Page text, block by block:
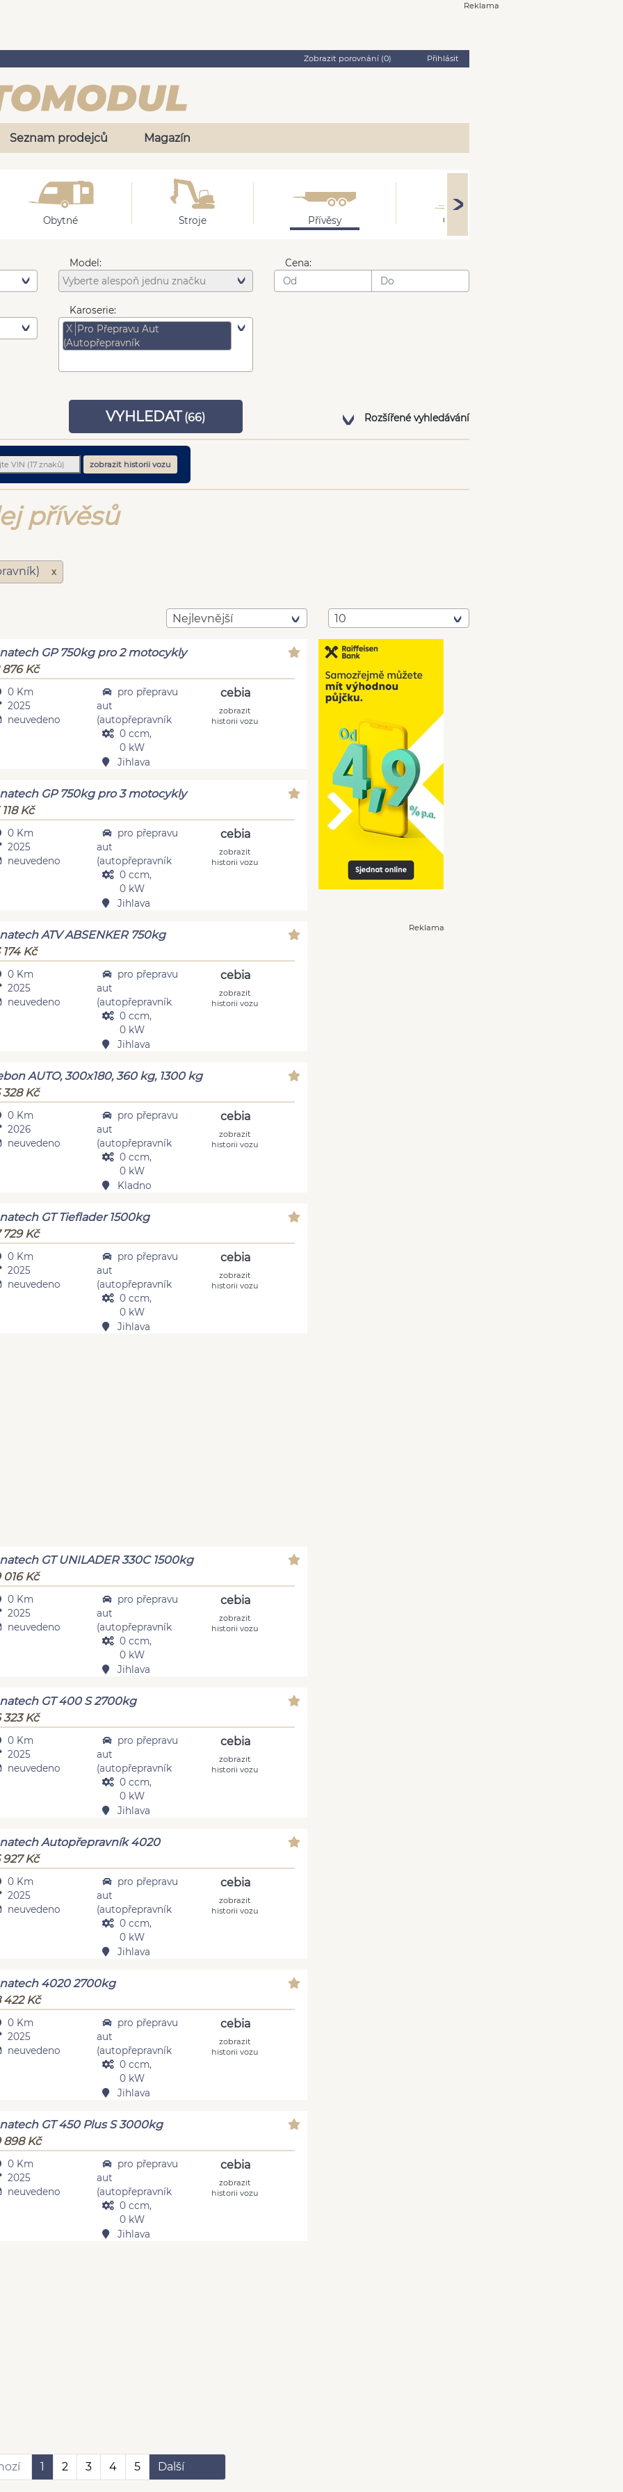
Reklama
Zobrazit porovnání (0) Přihlásit
Seznam prodejců Magazín
Obytné Stroje Přívěsy Ostatní
Model: Cena:
Karoserie:
X Pro Přepravu Aut
(autopřepravník
VYHLEDAT (66) Rozšířené vyhledávání
zobrazit historii vozu
přívěsů
x
Nejlevnější 10
GP 750kg pro 2 motocykly
876 Kč
0 Km
2025
neuvedeno
pro přepravu
aut
(autopřepravník
0 ccm,
0 kW
Jihlava
cebia
zobrazit
historii vozu
GP 750kg pro 3 motocykly
Kč
0 Km
2025
neuvedeno
pro přepravu
aut
(autopřepravník
0 ccm,
0 kW
Jihlava
cebia
zobrazit
historii vozu
ATV ABSENKER 750kg
Kč
0 Km
2025
neuvedeno
pro přepravu
aut
(autopřepravník
0 ccm,
0 kW
Jihlava
cebia
zobrazit
historii vozu
AUTO, 300x180, 360 kg, 1300 kg
328 Kč
0 Km
2026
neuvedeno
pro přepravu
aut
(autopřepravník
0 ccm,
0 kW
Kladno
cebia
zobrazit
historii vozu
GT Tieflader 1500kg
729 Kč
0 Km
2025
neuvedeno
pro přepravu
aut
(autopřepravník
0 ccm,
0 kW
Jihlava
cebia
zobrazit
historii vozu
GT UNILADER 330C 1500kg
016 Kč
0 Km
2025
neuvedeno
pro přepravu
aut
(autopřepravník
0 ccm,
0 kW
Jihlava
cebia
zobrazit
historii vozu
GT 400 S 2700kg
323 Kč
0 Km
2025
neuvedeno
pro přepravu
aut
(autopřepravník
0 ccm,
0 kW
Jihlava
cebia
zobrazit
historii vozu
Autopřepravník 4020
927 Kč
0 Km
2025
neuvedeno
pro přepravu
aut
(autopřepravník
0 ccm,
0 kW
Jihlava
cebia
zobrazit
historii vozu
4020 2700kg
422 Kč
0 Km
2025
neuvedeno
pro přepravu
aut
(autopřepravník
0 ccm,
0 kW
Jihlava
cebia
zobrazit
historii vozu
GT 450 Plus S 3000kg
898 Kč
0 Km
2025
neuvedeno
pro přepravu
aut
(autopřepravník
0 ccm,
0 kW
Jihlava
cebia
zobrazit
historii vozu
Reklama
1 2 3 4 5 Další